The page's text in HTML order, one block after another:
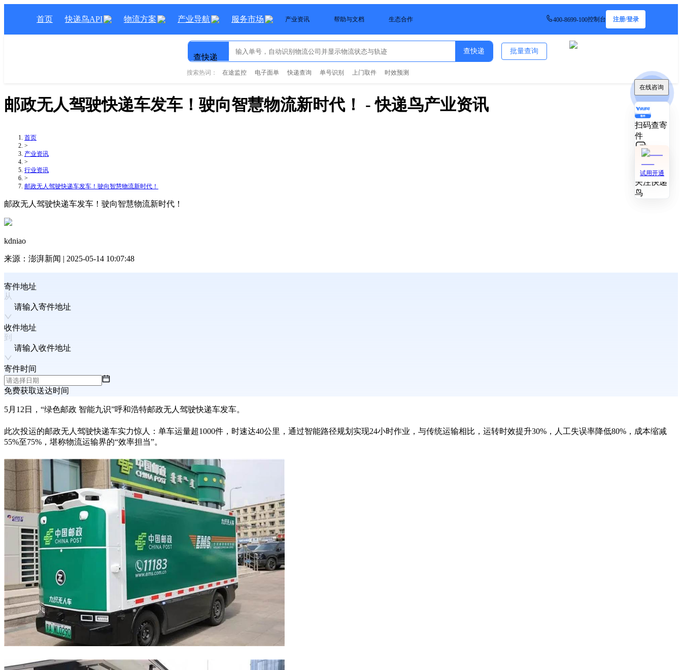
在线咨询
扫码查寄
件
技术对接
关注快递
鸟
试用开通
首页 快递鸟API 物流方案 产业导航 服务市场 产业资讯 帮助与文档 生态合作 400-8699-100控制台 注册/登录
查快递
查快递 批量查询
搜索热词： 在途监控 电子面单 快递查询 单号识别 上门取件 时效预测
邮政无人驾驶快递车发车！驶向智慧物流新时代！ - 快递鸟产业资讯
首页
>
产业资讯
>
行业资讯
>
邮政无人驾驶快递车发车！驶向智慧物流新时代！
邮政无人驾驶快递车发车！驶向智慧物流新时代！
kdniao
来源： 澎湃新闻 | 2025-05-14 10:07:48
寄件地址
请输入寄件地址
收件地址
请输入收件地址
寄件时间
免费获取送达时间
5月 12 日，“绿色邮政 智能九识”呼和浩特邮政无人驾驶快递车发车。
此次投运的邮政无人驾驶快递车实力惊人：单车运量超1000件，时速达40公里，通过智能路径规划实现24小时作业，与传统运输相比，运转时效提升30% ，人工失误率降低80% ，成本缩减
55%至75% ，堪称物流运输界的“效率担当”。
在线咨询
扫码查寄
件
技术对接
关注快递
鸟
试用开通